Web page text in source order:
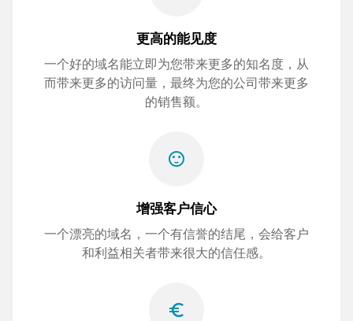
更高的能见度
一个好的域名能立即为您带来更多的知名度，从
而带来更多的访问量，最终为您的公司带来更多
的销售额。
sentiment_satisfied
增强客户信心
一个漂亮的域名，一个有信誉的结尾，会给客户
和利益相关者带来很大的信任感。
euro_symbol